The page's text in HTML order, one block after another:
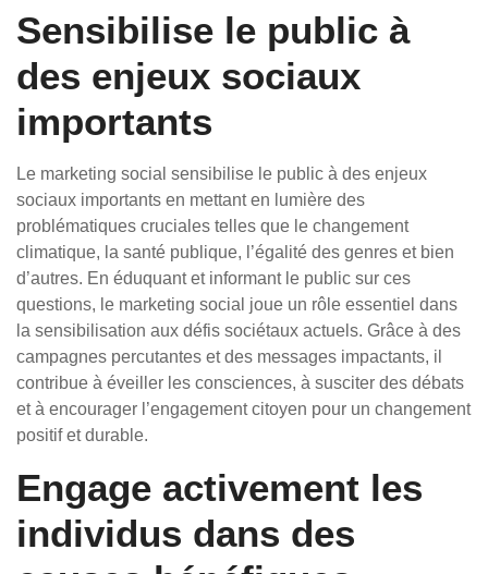
Sensibilise le public à
des enjeux sociaux
importants
Le marketing social sensibilise le public à des enjeux
sociaux importants en mettant en lumière des
problématiques cruciales telles que le changement
climatique, la santé publique, l’égalité des genres et bien
d’autres. En éduquant et informant le public sur ces
questions, le marketing social joue un rôle essentiel dans
la sensibilisation aux défis sociétaux actuels. Grâce à des
campagnes percutantes et des messages impactants, il
contribue à éveiller les consciences, à susciter des débats
et à encourager l’engagement citoyen pour un changement
positif et durable.
Engage activement les
individus dans des